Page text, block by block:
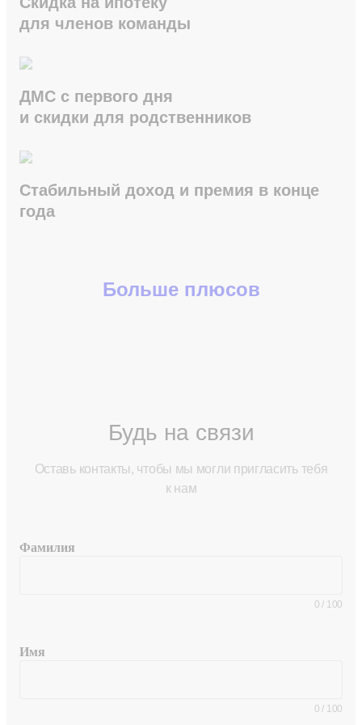
для членов команды
ДМС с первого дня
и скидки для родственников
Стабильный доход и премия в конце
года
Больше плюсов
Будь на связи
Оставь контакты, чтобы мы могли пригласить тебя
к нам
Фамилия
0 / 100
Имя
0 / 100